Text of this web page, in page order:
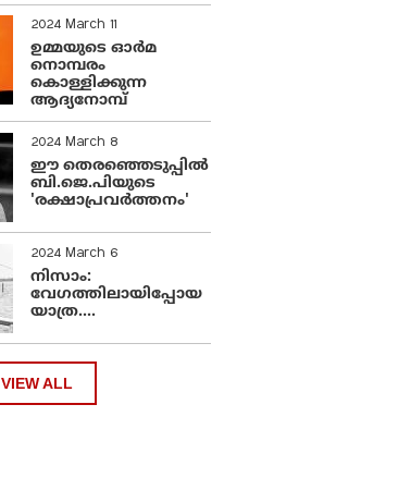
2024 March 11
ഉമ്മയുടെ ഓർമ
നൊമ്പരം
കൊള്ളിക്കുന്ന
ആദ്യനോമ്പ്
2024 March 8
ഈ തെരഞ്ഞെടുപ്പില്‍
ബി.ജെ.പിയുടെ
'രക്ഷാപ്രവര്‍ത്തനം'
2024 March 6
നിസാം:
വേഗത്തിലായിപ്പോയ
യാത്ര....
VIEW ALL